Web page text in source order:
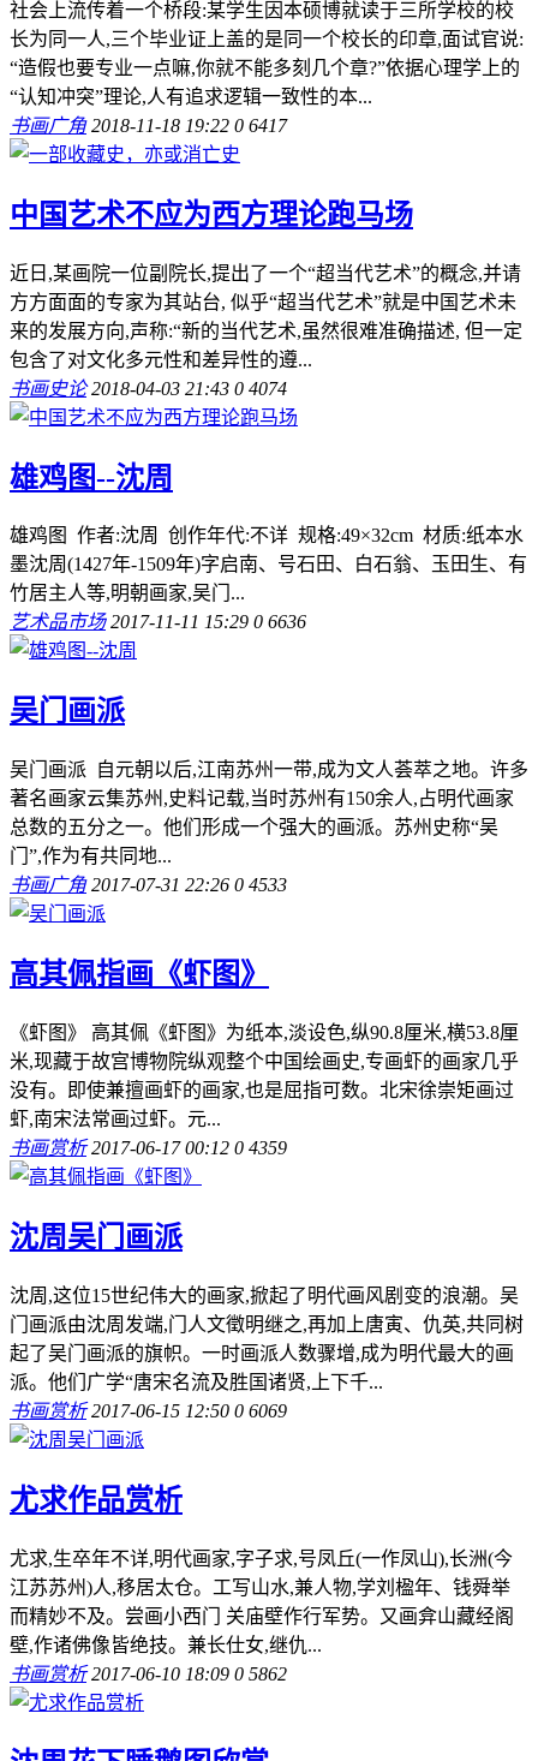
社会上流传着一个桥段:某学生因本硕博就读于三所学校的校
长为同一人,三个毕业证上盖的是同一个校长的印章,面试官说:
“造假也要专业一点嘛,你就不能多刻几个章?”依据心理学上的
“认知冲突”理论,人有追求逻辑一致性的本...
书画广角 2018-11-18 19:22 0 6417
中国艺术不应为西方理论跑马场
近日,某画院一位副院长,提出了一个“超当代艺术”的概念,并请
方方面面的专家为其站台, 似乎“超当代艺术”就是中国艺术未
来的发展方向,声称:“新的当代艺术,虽然很难准确描述, 但一定
包含了对文化多元性和差异性的遵...
书画史论 2018-04-03 21:43 0 4074
雄鸡图--沈周
雄鸡图 作者:沈周 创作年代:不详 规格:49×32cm 材质:纸本水
墨沈周(1427年-1509年)字启南、号石田、白石翁、玉田生、有
竹居主人等,明朝画家,吴门...
艺术品市场 2017-11-11 15:29 0 6636
吴门画派
吴门画派 自元朝以后,江南苏州一带,成为文人荟萃之地。许多
著名画家云集苏州,史料记载,当时苏州有150余人,占明代画家
总数的五分之一。他们形成一个强大的画派。苏州史称“吴
门”,作为有共同地...
书画广角 2017-07-31 22:26 0 4533
高其佩指画《虾图》
《虾图》 高其佩《虾图》为纸本,淡设色,纵90.8厘米,横53.8厘
米,现藏于故宫博物院纵观整个中国绘画史,专画虾的画家几乎
没有。即使兼擅画虾的画家,也是屈指可数。北宋徐崇矩画过
虾,南宋法常画过虾。元...
书画赏析 2017-06-17 00:12 0 4359
沈周吴门画派
沈周,这位15世纪伟大的画家,掀起了明代画风剧变的浪潮。吴
门画派由沈周发端,门人文徵明继之,再加上唐寅、仇英,共同树
起了吴门画派的旗帜。一时画派人数骤增,成为明代最大的画
派。他们广学“唐宋名流及胜国诸贤,上下千...
书画赏析 2017-06-15 12:50 0 6069
尤求作品赏析
尤求,生卒年不详,明代画家,字子求,号凤丘(一作凤山),长洲(今
江苏苏州)人,移居太仓。工写山水,兼人物,学刘楹年、钱舜举
而精妙不及。尝画小西门 关庙壁作行军势。又画弇山藏经阁
壁,作诸佛像皆绝技。兼长仕女,继仇...
书画赏析 2017-06-10 18:09 0 5862